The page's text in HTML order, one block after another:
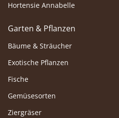
Hortensie Annabelle
Garten & Pflanzen
Bäume & Sträucher
Exotische Pflanzen
Fische
Gemüsesorten
Ziergräser